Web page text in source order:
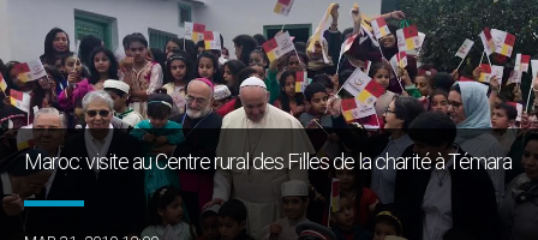
Maroc: visite au Centre rural des Filles de la charité à Témara